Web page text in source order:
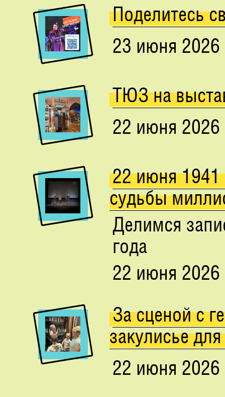
Поделитесь
23 июня 2026
ТЮЗ на
22 июня 2026
22 июня
судьбы
Делимся
года
22 июня 2026
За сценой с
закулисье
22 июня 2026